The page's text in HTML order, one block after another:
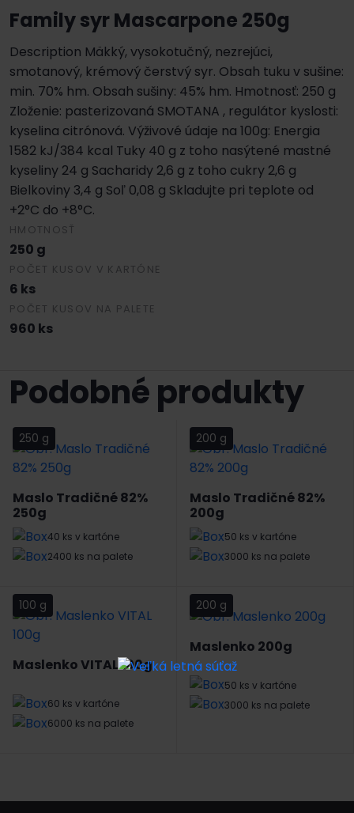
Family syr Mascarpone 250g
Description Mäkký, vysokotučný, nezrejúci,
smotanový, krémový čerstvý syr. Obsah tuku v sušine:
min. 70% hm. Obsah sušiny: 45% hm. Hmotnosť: 250 g
Zloženie: pasterizovaná SMOTANA , regulátor kyslosti:
kyselina citrónová. Výživové údaje na 100g: Energia
1582 kJ/384 kcal Tuky 40 g z toho nasýtené mastné
kyseliny 24 g Sacharidy 2,6 g z toho cukry 2,6 g
Bielkoviny 3,4 g Soľ 0,08 g Skladujte pri teplote od
+2°C do +8°C.
HMOTNOSŤ
250 g
POČET KUSOV V KARTÓNE
6 ks
POČET KUSOV NA PALETE
960 ks
Podobné produkty
250 g
Maslo Tradičné 82%
250g
40 ks v kartóne
2400 ks na palete
200 g
Maslo Tradičné 82%
200g
50 ks v kartóne
3000 ks na palete
100 g
Maslenko VITAL 100g
60 ks v kartóne
6000 ks na palete
200 g
Maslenko 200g
50 ks v kartóne
3000 ks na palete